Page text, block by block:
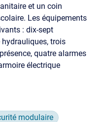
et un coin
Les équipements
: dix-sept
trois
quatre alarmes
électrique
modulaire